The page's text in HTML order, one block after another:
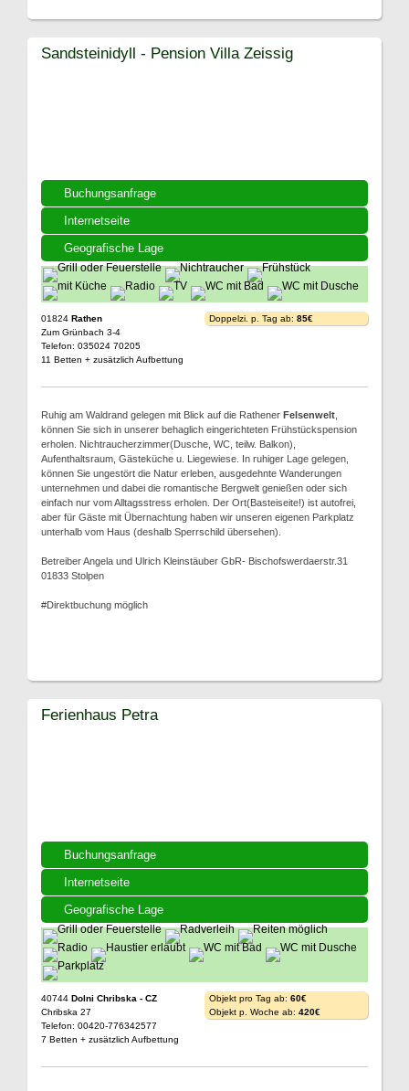
Buchungsanfrage
Internetseite
Geografische Lage
Sandsteinidyll - Pension Villa Zeissig
01824 Rathen
Zum Grünbach 3-4
Telefon: 035024 70205
11 Betten + zusätzlich Aufbettung
Doppelzi. p. Tag ab: 85€
Ruhig am Waldrand gelegen mit Blick auf die Rathener Felsenwelt
können Sie sich in unserer behaglich eingerichteten Frühstückspension
erholen. Nichtraucherzimmer(Dusche, WC, teilw. Balkon),
Aufenthaltsraum, Gästeküche u. Liegewiese. In ruhiger Lage gelegen,
können Sie ungestört die Natur erleben, ausgedehnte Wanderungen
unternehmen und dabei die romantische Bergwelt genießen oder sich
einfach nur vom Alltagsstress erholen. Der Ort(Basteiseite!) ist autofrei,
aber für Gäste mit Übernachtung haben wir unseren eigenen Parkplatz
unterhalb vom Haus (deshalb Sperrschild übersehen).
Betreiber Angela und Ulrich Kleinstäuber GbR- Bischofswerdaerstr.31
01833 Stolpen
#Direktbuchung möglich
Buchungsanfrage
Internetseite
Geografische Lage
Ferienhaus Petra
40744 Dolni Chribska - CZ
Chribska 27
Telefon: 00420-776342577
7 Betten + zusätzlich Aufbettung
Objekt pro Tag ab: 60€
Objekt p. Woche ab: 420€